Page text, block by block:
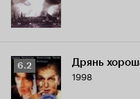
Рейтинг
Кинопоиска
6.2
6.2 Дрянь
1998